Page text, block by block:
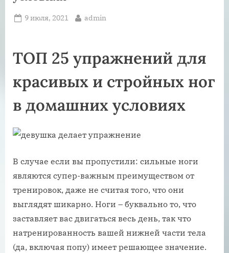
Posted
9 июля, 2021 By
admin
ТОП 25 упражнений для
красивых и стройных ног
в домашних условиях
В случае если вы пропустили: сильные ноги
являются супер-важным преимуществом от
тренировок, даже не считая того, что они
выглядят шикарно. Ноги – буквально то, что
заставляет вас двигаться весь день, так что
натренированность вашей нижней части тела
(да, включая попу) имеет решающее значение.